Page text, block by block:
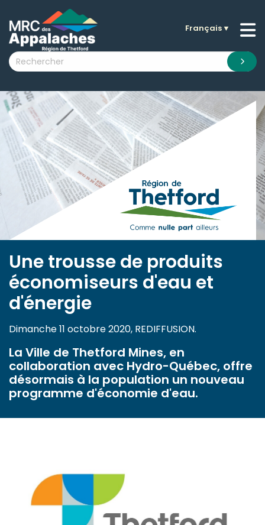
submenu (La MRC )
submenu (Citoyens )
submenu (Visiteurs )
submenu (Nouvelles )
submenu (Documentation )
Français▼
Une trousse de produits
économiseurs d'eau et
d'énergie
Dimanche 11 octobre 2020, REDIFFUSION.
La Ville de Thetford Mines, en
collaboration avec Hydro-Québec, offre
désormais à la population un nouveau
programme d'économie d'eau.